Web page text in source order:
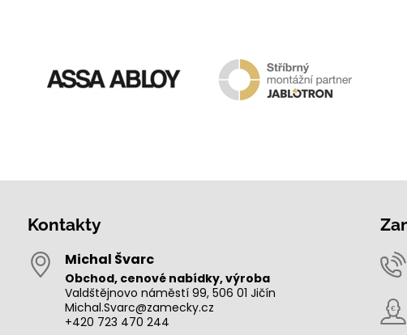
Kontakty
Michal Švarc
Obchod, cenové nabídky, výroba
Valdštějnovo náměstí 99, 506 01 Jičín
Michal.Svarc@zamecky.cz
+420 723 470 244